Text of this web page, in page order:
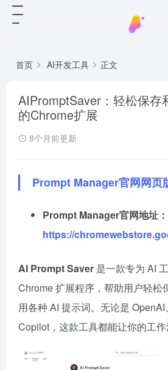
首页 AI开发工具 正文
AIPromptSaver：轻松保存
的Chrome扩展
8个月前更新
Prompt Manager官网网页
Prompt Manager官网地址：
https://
AI Prompt Saver 是一款专为 AI
Chrome 扩展程序，帮助用户轻松
用各种 AI 提示词。无论是
Copilot，这款工具都能让你的工作